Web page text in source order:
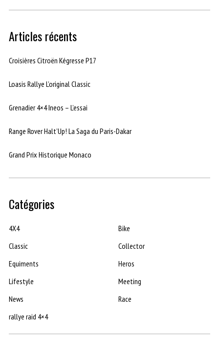
Articles récents
Croisières Citroën Kégresse P17
Loasis Rallye L’original Classic
Grenadier 4×4 Ineos – L’essai
Range Rover Halt’Up! La Saga du Paris-Dakar
Grand Prix Historique Monaco
Catégories
4X4
Bike
Classic
Collector
Equiments
Heros
Lifestyle
Meeting
News
Race
rallye raid 4×4